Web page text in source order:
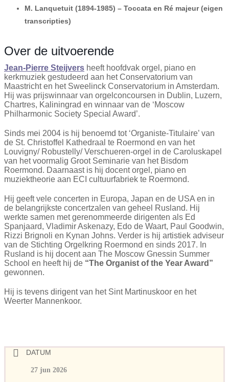
M. Lanquetuit (1894-1985) – Toccata en Ré majeur (eigen
transcripties)
Over de uitvoerende
Jean-Pierre Steijvers heeft hoofdvak orgel, piano en
kerkmuziek gestudeerd aan het Conservatorium van
Maastricht en het Sweelinck Conservatorium in Amsterdam.
Hij was prijswinnaar van orgelconcoursen in Dublin, Luzern,
Chartres, Kaliningrad en winnaar van de ‘Moscow
Philharmonic Society Special Award’.
Sinds mei 2004 is hij benoemd tot ‘Organiste-Titulaire’ van
de St. Christoffel Kathedraal te Roermond en van het
Louvigny/ Robustelly/ Verschueren-orgel in de Caroluskapel
van het voormalig Groot Seminarie van het Bisdom
Roermond. Daarnaast is hij docent orgel, piano en
muziektheorie aan ECI cultuurfabriek te Roermond.
Hij geeft vele concerten in Europa, Japan en de USA en in
de belangrijkste concertzalen van geheel Rusland. Hij
werkte samen met gerenommeerde dirigenten als Ed
Spanjaard, Vladimir Askenazy, Edo de Waart, Paul Goodwin,
Rizzi Brignoli en Kynan Johns. Verder is hij artistiek adviseur
van de Stichting Orgelkring Roermond en sinds 2017. In
Rusland is hij docent aan The Moscow Gnessin Summer
School en heeft hij de “The Organist of the Year Award”
gewonnen.
Hij is tevens dirigent van het Sint Martinuskoor en het
Weerter Mannenkoor.
DATUM
27 jun 2026